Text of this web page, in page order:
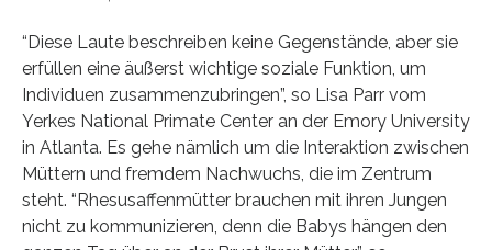
“Diese Laute beschreiben keine Gegenstände, aber sie
erfüllen eine äußerst wichtige soziale Funktion, um
Individuen zusammenzubringen”, so Lisa Parr vom
Yerkes National Primate Center an der Emory University
in Atlanta. Es gehe nämlich um die Interaktion zwischen
Müttern und fremdem Nachwuchs, die im Zentrum
steht. “Rhesusaffenmütter brauchen mit ihren Jungen
nicht zu kommunizieren, denn die Babys hängen den